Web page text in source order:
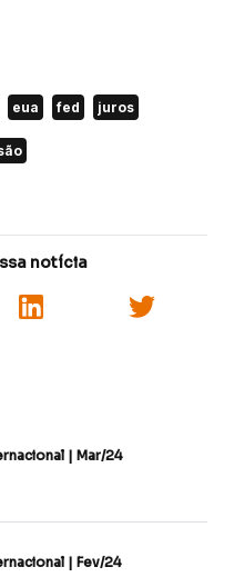
eua fed juros
notícia
| Mar/24
| Fev/24